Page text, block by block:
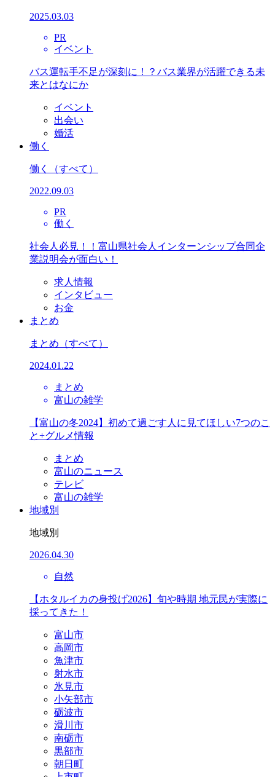
2025.03.03
PR
イベント
バス運転手不足が深刻に！？バス業界が活躍できる未
来とはなにか
イベント
出会い
婚活
働く
働く （すべて）
2022.09.03
PR
働く
社会人必見！！富山県社会人インターンシップ合同企
業説明会が面白い！
求人情報
インタビュー
お金
まとめ
まとめ （すべて）
2024.01.22
まとめ
富山の雑学
【富山の冬2024】初めて過ごす人に見てほしい7つのこ
と+グルメ情報
まとめ
富山のニュース
テレビ
富山の雑学
地域別
地域別
2026.04.30
自然
【ホタルイカの身投げ2026】旬や時期 地元民が実際に
採ってきた！
富山市
高岡市
魚津市
射水市
氷見市
小矢部市
砺波市
滑川市
南砺市
黒部市
朝日町